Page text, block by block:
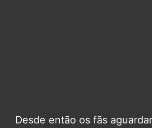
Desde então os fãs